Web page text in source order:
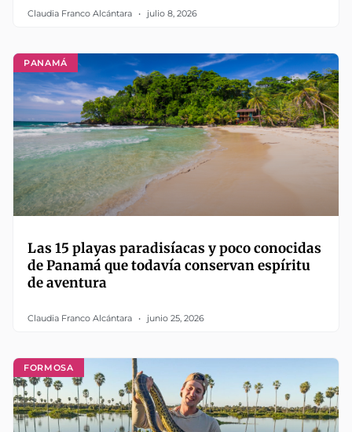
Claudia Franco Alcántara julio 8, 2026
PANAMÁ
Las 15 playas paradisíacas y poco conocidas
de Panamá que todavía conservan espíritu
de aventura
Claudia Franco Alcántara junio 25, 2026
FORMOSA